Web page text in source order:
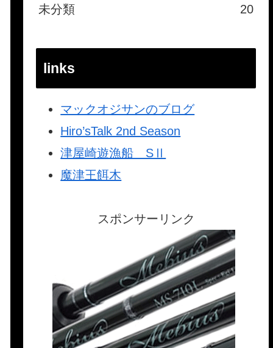
未分類 20
links
マックオジサンのブログ
Hiro’sTalk 2nd Season
津屋崎遊漁船 SⅡ
魔津王餌木
スポンサーリンク